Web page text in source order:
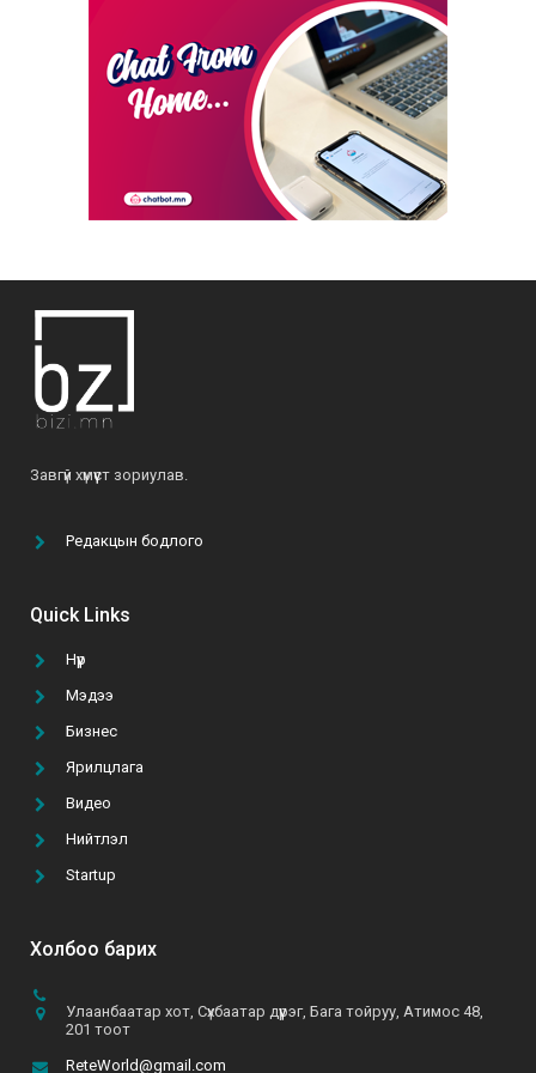
2021-02-17
ХЭН НЬ “ЭТГЭЭД” вэ?
Б.Ариунтуяа: “Аливаад чин сэтгэлээр,
2022-04-28
нь туслах далай шиг их боломж бий”
Завгүй хүмүүст зориулав.
Редакцын бодлого
Quick Links
Нүүр
Мэдээ
Бизнес
Ярилцлага
Видео
Нийтлэл
Startup
Холбоо барих
Улаанбаатар хот, Сүхбаатар дүүрэг, Бага тойруу, Атимос 48,
201 тоот
ReteWorld@gmail.com